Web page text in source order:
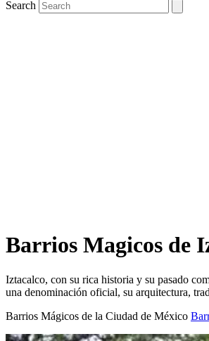
Search
Barrios Magicos de
Iztacalco, con su rica historia y su pasado
una denominación oficial, su arquitectura,
Barrios Mágicos de la Ciudad de México